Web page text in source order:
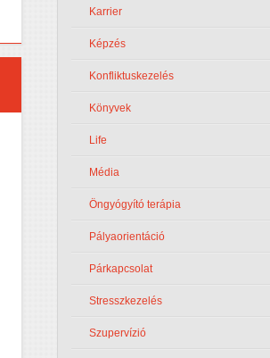
Karrier
Képzés
Konfliktuskezelés
Könyvek
Life
Média
Öngyógyító terápia
Pályaorientáció
Párkapcsolat
Stresszkezelés
Szupervízió